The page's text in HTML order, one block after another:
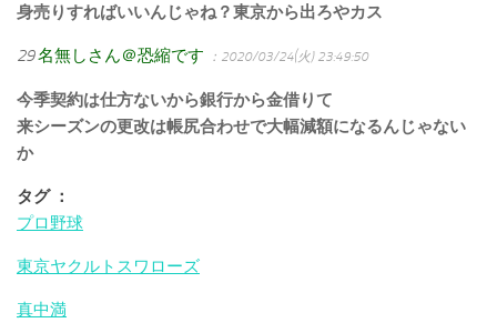
身売りすればいいんじゃね？東京から出ろやカス
29名無しさん＠恐縮です ：2020/03/24(火) 23:49:50
今季契約は仕方ないから銀行から金借りて
来シーズンの更改は帳尻合わせで大幅減額になるんじゃない
か
タグ ：
プロ野球
東京ヤクルトスワローズ
真中満